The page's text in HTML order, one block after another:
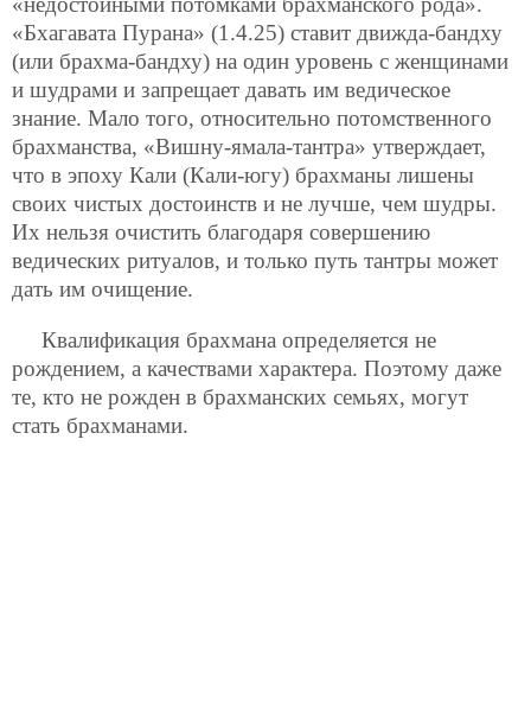
«Бхагавата Пурана» (1.4.25) ставит движда-бандху
(или брахма-бандху) на один уровень с женщинами
и шудрами и запрещает давать им ведическое
знание. Мало того, относительно потомственного
брахманства, «Вишну-ямала-тантра» утверждает,
что в эпоху Кали (Кали-югу) брахманы лишены
своих чистых достоинств и не лучше, чем шудры.
Их нельзя очистить благодаря совершению
ведических ритуалов, и только путь тантры может
дать им очищение.
Квалификация брахмана определяется не
рождением, а качествами характера. Поэтому даже
те, кто не рожден в брахманских семьях, могут
стать брахманами.